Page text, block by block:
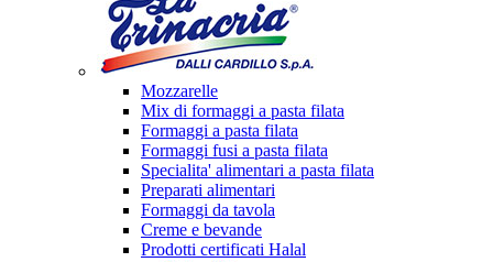
Mozzarelle
Mix di formaggi a pasta filata
Formaggi a pasta filata
Formaggi fusi a pasta filata
Specialita' alimentari a pasta filata
Preparati alimentari
Formaggi da tavola
Creme e bevande
Prodotti certificati Halal